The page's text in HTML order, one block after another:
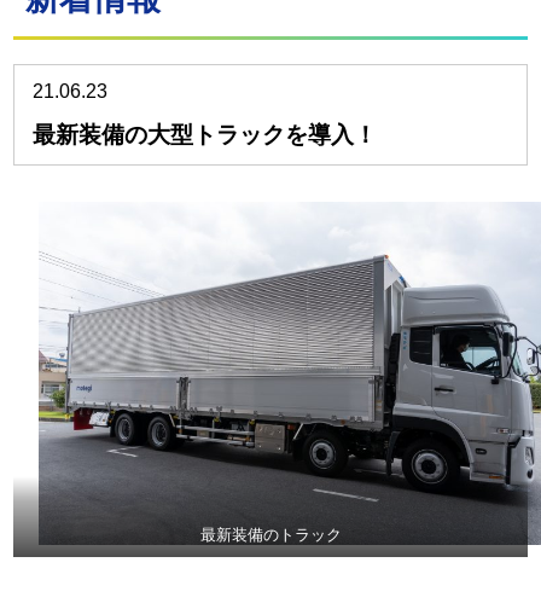
21.06.23
最新装備の大型トラックを導入！
最新装備のトラック